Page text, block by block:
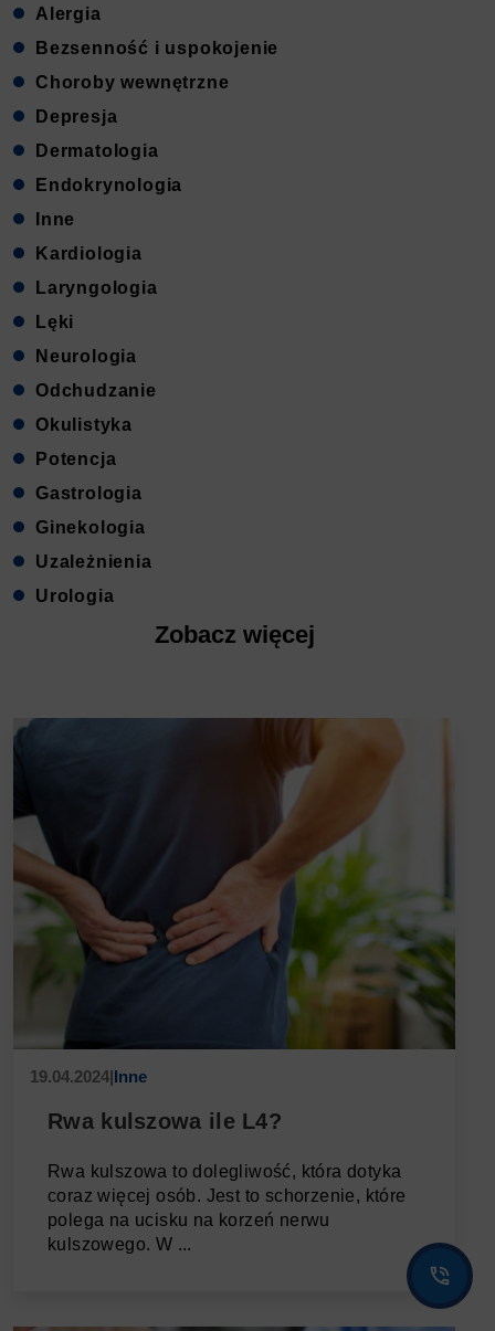
Alergia
Bezsenność i uspokojenie
Choroby wewnętrzne
Depresja
Dermatologia
Endokrynologia
Inne
Kardiologia
Laryngologia
Lęki
Neurologia
Odchudzanie
Okulistyka
Potencja
Gastrologia
Ginekologia
Uzależnienia
Urologia
Zobacz więcej
19.04.2024|Inne
Rwa kulszowa ile L4?
Rwa kulszowa to dolegliwość, która dotyka
coraz więcej osób. Jest to schorzenie, które
polega na ucisku na korzeń nerwu
kulszowego. W ...